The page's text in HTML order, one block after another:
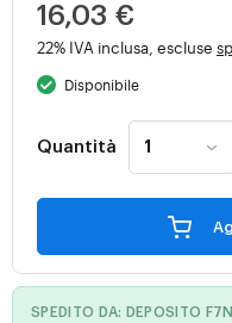
16,03 €
22% IVA inclusa, escluse
Disponibile
Quantità
SPEDITO DA: DEPOSITO F7N